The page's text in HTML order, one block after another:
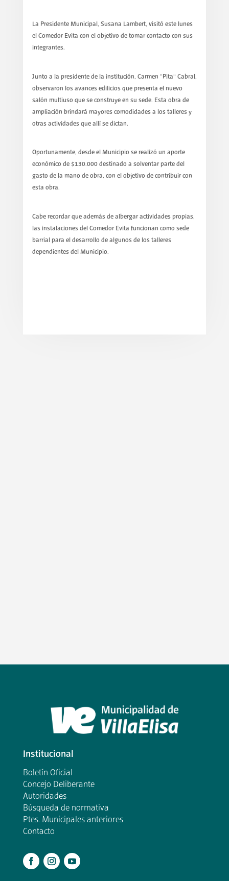
La Presidente Municipal, Susana Lambert, visitó este lunes
el Comedor Evita con el objetivo de tomar contacto con sus
integrantes.
Junto a la presidente de la institución, Carmen “Pita” Cabral,
observaron los avances edilicios que presenta el nuevo
salón multiuso que se construye en su sede. Esta obra de
ampliación brindará mayores comodidades a los talleres y
otras actividades que allí se dictan.
Oportunamente, desde el Municipio se realizó un aporte
económico de $130.000 destinado a solventar parte del
gasto de la mano de obra, con el objetivo de contribuir con
esta obra.
Cabe recordar que además de albergar actividades propias,
las instalaciones del Comedor Evita funcionan como sede
barrial para el desarrollo de algunos de los talleres
dependientes del Municipio.
Institucional
Boletín Oficial
Concejo Deliberante
Autoridades
Búsqueda de normativa
Ptes. Municipales anteriores
Contacto